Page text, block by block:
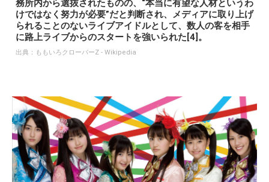
務所内から選抜されたものの、“本当に有望な人材というわ
けではなく努力が必要”だと判断され、メディアに取り上げ
られることのないライブアイドルとして、数人の客を相手
に路上ライブからのスタートを強いられた[4]。
出典： ももいろクローバーZ - Wikipedia